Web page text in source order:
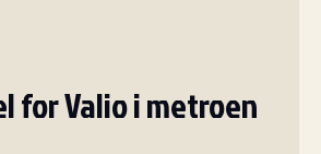
for Valio i metroen